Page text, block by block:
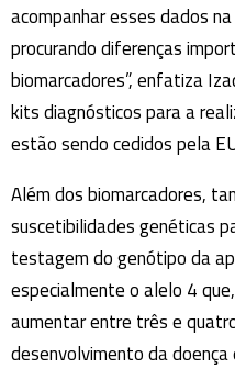
acompanhar esses dados
procurando diferenças
biomarcadores”, enfatiza
kits diagnósticos para a
estão sendo cedidos pela
Além dos biomarcadores,
suscetibilidades genéticas
testagem do genótipo da
especialmente o alelo 4
aumentar entre três e
desenvolvimento da